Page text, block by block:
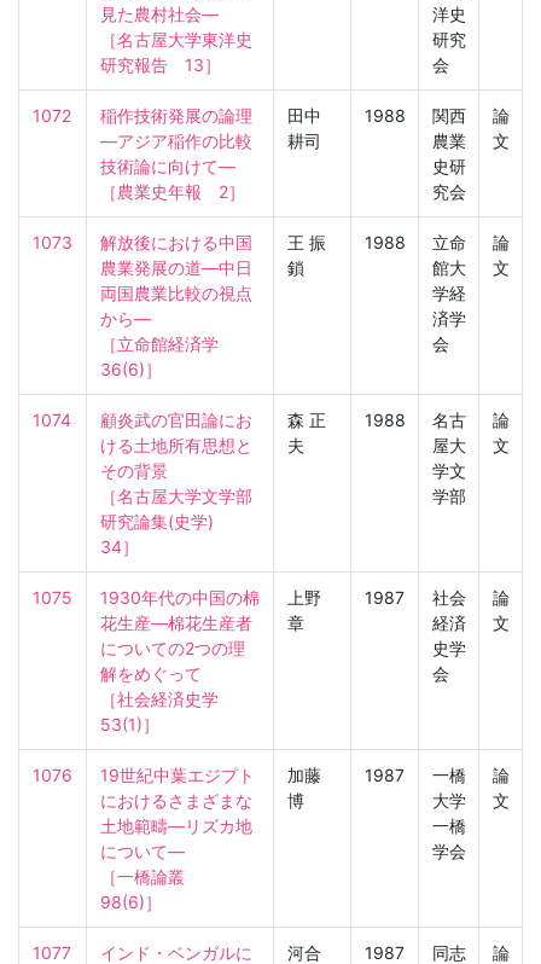
見た農村社会―
［名古屋大学東洋史
研究報告　13］
洋史
研究
会
1072
稲作技術発展の論理
—アジア稲作の比較
技術論に向けて—
［農業史年報　2］
田中
耕司
1988
関西
農業
史研
究会
論
文
1073
解放後における中国
農業発展の道—中日
両国農業比較の視点
から—
［立命館経済学
36(6)］
王 振
鎖
1988
立命
館大
学経
済学
会
論
文
1074
顧炎武の官田論にお
ける土地所有思想と
その背景
［名古屋大学文学部
研究論集(史学)
34］
森 正
夫
1988
名古
屋大
学文
学部
論
文
1075
1930年代の中国の棉
花生産—棉花生産者
についての2つの理
解をめぐって
［社会経済史学
53(1)］
上野
章
1987
社会
経済
史学
会
論
文
1076
19世紀中葉エジプト
におけるさまざまな
土地範疇—リズカ地
について—
［一橋論叢
98(6)］
加藤
博
1987
一橋
大学
一橋
学会
論
文
1077
インド・ベンガルに
河合
1987
同志
論